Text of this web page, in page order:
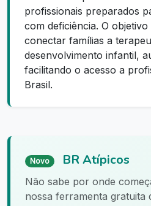
profissionais preparados
com deficiência. O
conectar famílias a
desenvolvimento infantil,
facilitando o acesso a
Brasil.
Novo BR Atípicos
Não sabe por onde
nossa ferramenta gratuita